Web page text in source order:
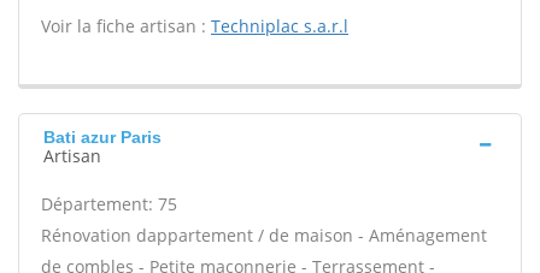
Voir la fiche artisan : Techniplac s.a.r.l
Bati azur Paris
Artisan
Département: 75
Rénovation dappartement / de maison - Aménagement
de combles - Petite maçonnerie - Terrassement -